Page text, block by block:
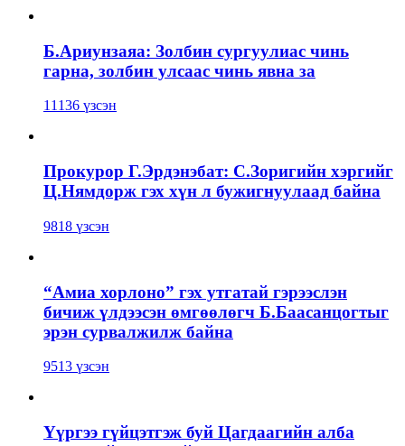
Б.Ариунзаяа: Золбин сургуулиас чинь
гарна, золбин улсаас чинь явна за
11136 үзсэн
Прокурор Г.Эрдэнэбат: С.Зоригийн хэргийг
Ц.Нямдорж гэх хүн л бужигнуулаад байна
9818 үзсэн
“Амиа хорлоно” гэх утгатай гэрээслэн
бичиж үлдээсэн өмгөөлөгч Б.Баасанцогтыг
эрэн сурвалжилж байна
9513 үзсэн
Үүргээ гүйцэтгэж буй Цагдаагийн алба